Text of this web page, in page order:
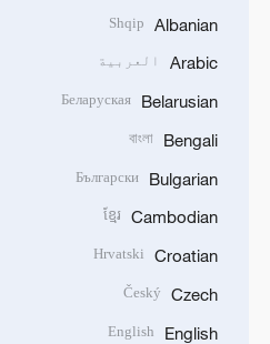
Albanian
Shqip
Arabic العربية
Belarusian
Беларуская
Bengali
বাংলা
Bulgarian
Български
Cambodian
ខ្មែរ
Croatian
Hrvatski
Czech
Český
English
English